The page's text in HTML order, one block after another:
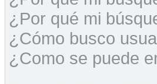
¿Por qué mi
¿Cómo busco
¿Como se puede